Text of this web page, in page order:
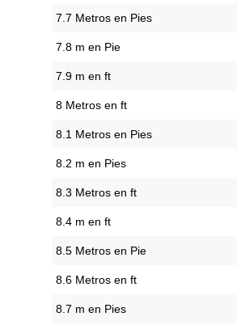
7.7 Metros en Pies
7.8 m en Pie
7.9 m en ft
8 Metros en ft
8.1 Metros en Pies
8.2 m en Pies
8.3 Metros en ft
8.4 m en ft
8.5 Metros en Pie
8.6 Metros en ft
8.7 m en Pies